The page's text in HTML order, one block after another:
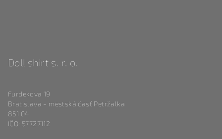
Doll shirt s. r. o.
Furdekova 19
Bratislava - mestská časť Petržalka
851 04
IČO: 57727112